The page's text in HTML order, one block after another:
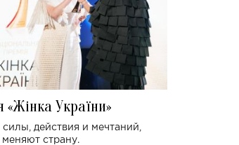
«Жінка України»
действия и мечтаний,
страну.